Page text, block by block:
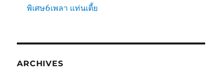
พิเศษ6เพลา แท่นเตี้ย
ARCHIVES